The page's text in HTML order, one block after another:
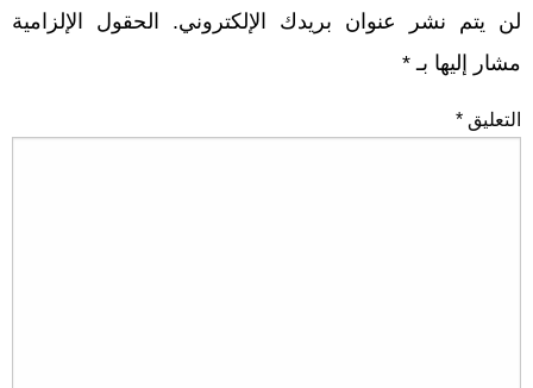
لن يتم نشر عنوان بريدك الإلكتروني.
الحقول الإلزامية
مشار إليها بـ *
التعليق *